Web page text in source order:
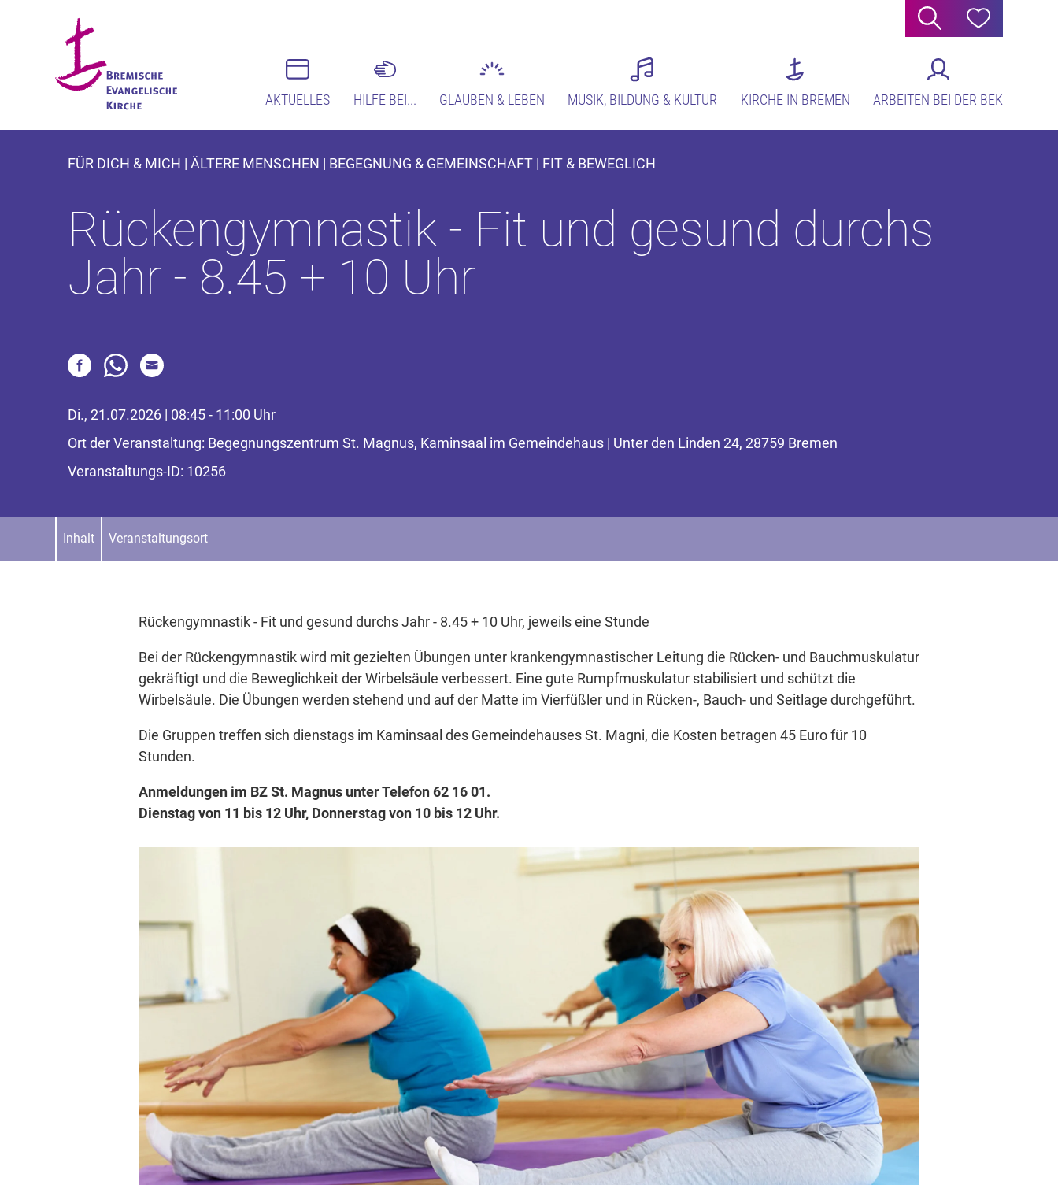
Suche Hilfe
AKTUELLES HILFE BEI... GLAUBEN & LEBEN MUSIK, BILDUNG & KULTUR KIRCHE IN BREMEN ARBEITEN BEI DER BEK
FÜR DICH & MICH | ÄLTERE MENSCHEN | BEGEGNUNG & GEMEINSCHAFT | FIT & BEWEGLICH
Rückengymnastik - Fit und gesund durchs
Jahr - 8.45 + 10 Uhr
Di., 21.07.2026 | 08:45 - 11:00 Uhr
Ort der Veranstaltung: Begegnungszentrum St. Magnus, Kaminsaal im Gemeindehaus | Unter den Linden 24, 28759 Bremen
Veranstaltungs-ID: 10256
Inhalt Veranstaltungsort
Rückengymnastik - Fit und gesund durchs Jahr - 8.45 + 10 Uhr, jeweils eine Stunde
Bei der Rückengymnastik wird mit gezielten Übungen unter krankengymnastischer Leitung die Rücken- und Bauchmuskulatur
gekräftigt und die Beweglichkeit der Wirbelsäule verbessert. Eine gute Rumpfmuskulatur stabilisiert und schützt die
Wirbelsäule. Die Übungen werden stehend und auf der Matte im Vierfüßler und in Rücken-, Bauch- und Seitlage durchgeführt.
Die Gruppen treffen sich dienstags im Kaminsaal des Gemeindehauses St. Magni, die Kosten betragen 45 Euro für 10
Stunden.
Anmeldungen im BZ St. Magnus unter Telefon 62 16 01.
Dienstag von 11 bis 12 Uhr, Donnerstag von 10 bis 12 Uhr.